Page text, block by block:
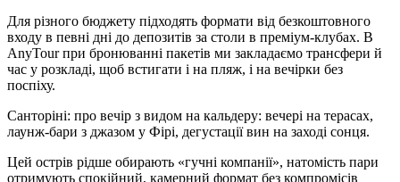
Для різного бюджету підходять формати від безкоштовного
входу в певні дні до депозитів за столи в преміум-клубах. В
AnyTour при бронюванні пакетів ми закладаємо трансфери й
час у розкладі, щоб встигати і на пляж, і на вечірки без
поспіху.
Санторіні: про вечір з видом на кальдеру: вечері на терасах,
лаунж-бари з джазом у Фірі, дегустації вин на заході сонця.
Цей острів рідше обирають «гучні компанії», натомість пари
отримують спокійний, камерний формат без компромісів